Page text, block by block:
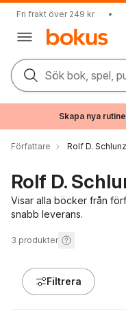
Fri frakt över 249 kr •
Sök bok, spel,
Skapa nya
Författare Rolf D.
Rolf D.
Visar alla böcker från
snabb leverans.
3 produkter
Filtrera